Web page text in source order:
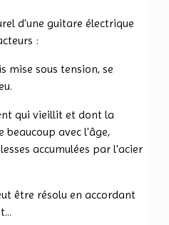
d'une guitare électrique
:
mise sous tension, se
qui vieillit et dont la
beaucoup avec l'âge,
accumulées par l'acier
être résolu en accordant